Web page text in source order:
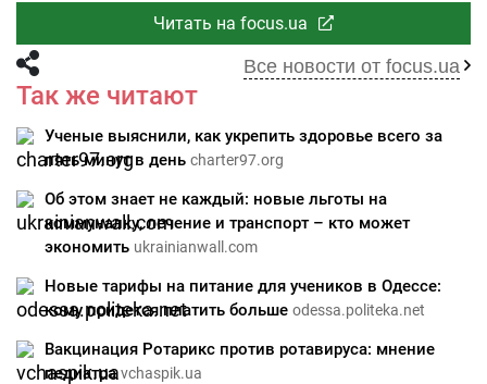
Читать на focus.ua
Все новости от focus.ua
Так же читают
Ученые выяснили, как укрепить здоровье всего за
пять минут в день charter97.org
Об этом знает не каждый: новые льготы на
коммуналку, лечение и транспорт – кто может
экономить ukrainianwall.com
Новые тарифы на питание для учеников в Одессе:
кому придется платить больше odessa.politeka.net
Вакцинация Ротарикс против ротавируса: мнение
педиатраvchaspik.ua